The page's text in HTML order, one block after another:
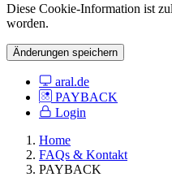
Diese Cookie-Information ist
worden.
Änderungen speichern
aral.de
PAYBACK
Login
Home
FAQs & Kontakt
PAYBACK